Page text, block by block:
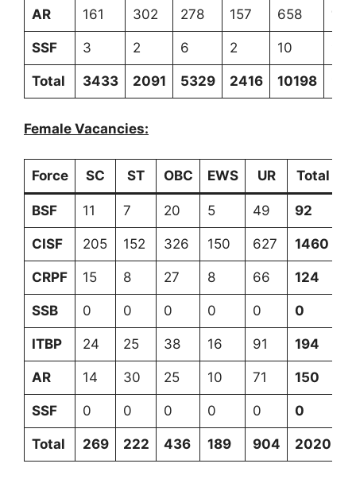
AR 161 302 278 157 658
SSF 3 2 6 2 10
Total 3433 2091 5329 2416 10198
Female Vacancies:
Force SC ST OBC EWS UR Total
BSF 11 7 20 5 49 92
CISF 205 152 326 150 627 1460
CRPF 15 8 27 8 66 124
SSB 0 0 0 0 0 0
ITBP 24 25 38 16 91 194
AR 14 30 25 10 71 150
SSF 0 0 0 0 0 0
Total 269 222 436 189 904 2020